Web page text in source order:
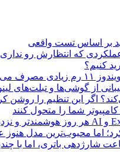
راه است